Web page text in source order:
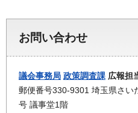
お問い合わせ
議会事務局 政策調査課 広報担
郵便番号330-9301 埼玉県さい
号 議事堂1階